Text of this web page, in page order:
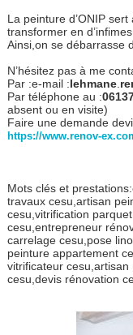
La peinture d’ONIP
transformer en
Ainsi,on se débarrasse
N’hésitez pas à me
Par :e-mail :lehmane.
Par téléphone au :
absent ou en visite)
Faire une demande
https://www.renov-
Mots clés et
travaux cesu,artisan
cesu,vitrification
cesu,entrepreneur
carrelage cesu,pose
peinture appartement
vitrificateur
cesu,devis rénovation